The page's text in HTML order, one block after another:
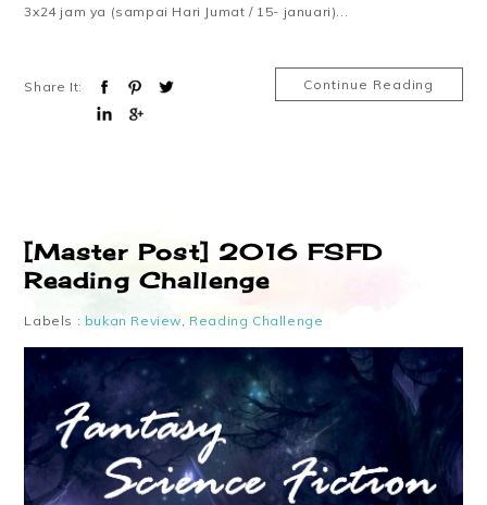
3x24 jam ya (sampai Hari Jumat / 15- januari)...
Share It: Continue Reading
[Master Post] 2016 FSFD
Reading Challenge
Labels : bukan Review, Reading Challenge